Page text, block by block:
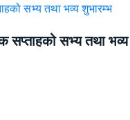
सप्ताहको सभ्य तथा भव्य